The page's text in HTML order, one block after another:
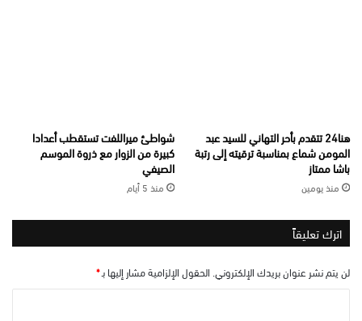
هنا24 تتقدم بأحر التهاني للسيد عبد
المومن شماع بمناسبة ترقيته إلى رتبة
باشا ممتاز
منذ يومين
شواطئ ميراللفت تستقطب أعدادا
كبيرة من الزوار مع ذروة الموسم
الصيفي
منذ 5 أيام
اترك تعليقاً
لن يتم نشر عنوان بريدك الإلكتروني. الحقول الإلزامية مشار إليها بـ*